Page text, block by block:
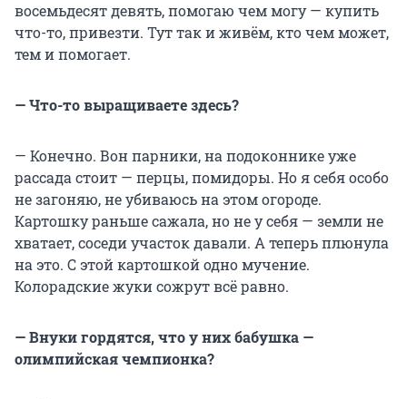
восемьдесят девять, помогаю чем могу — купить
что-то, привезти. Тут так и живём, кто чем может,
тем и помогает.
— Что-то выращиваете здесь?
— Конечно. Вон парники, на подоконнике уже
рассада стоит — перцы, помидоры. Но я себя особо
не загоняю, не убиваюсь на этом огороде.
Картошку раньше сажала, но не у себя — земли не
хватает, соседи участок давали. А теперь плюнула
на это. С этой картошкой одно мучение.
Колорадские жуки сожрут всё равно.
— Внуки гордятся, что у них бабушка —
олимпийская чемпионка?